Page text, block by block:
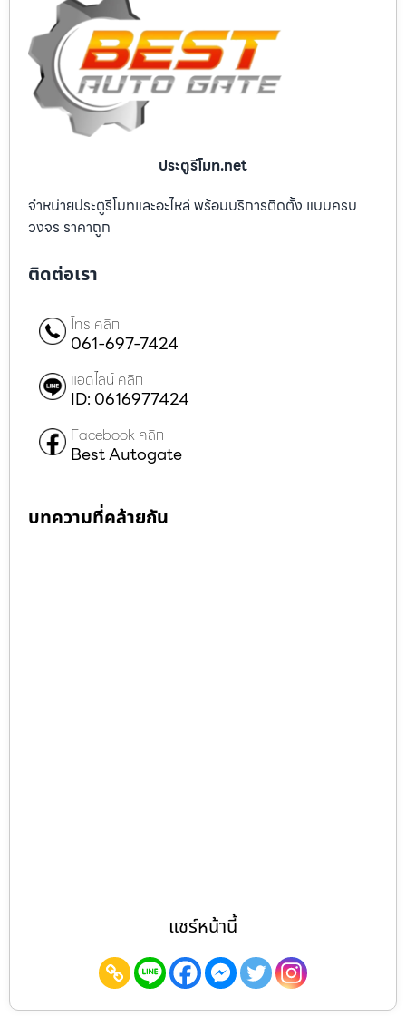
ประตูรีโมท.net
จำหน่ายประตูรีโมทและอะไหล่ พร้อมบริการติดตั้ง แบบครบ
วงจร ราคาถูก
ติดต่อเรา
โทร คลิก
061-697-7424
แอดไลน์ คลิก
ID: 0616977424
Facebook คลิก
Best Autogate
บทความที่คล้ายกัน
แชร์หน้านี้